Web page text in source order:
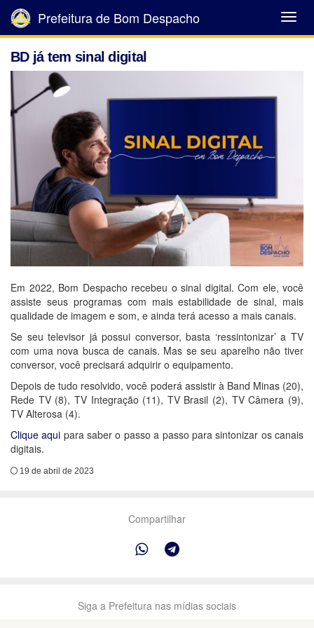
Abrir
Menu
Prefeitura de Bom Despacho
BD já tem sinal digital
Em 2022, Bom Despacho recebeu o sinal digital. Com ele, você
assiste seus programas com mais estabilidade de sinal, mais
qualidade de imagem e som, e ainda terá acesso a mais canais.
Se seu televisor já possui conversor, basta ‘ressintonizar’ a TV
com uma nova busca de canais. Mas se seu aparelho não tiver
conversor, você precisará adquirir o equipamento.
Depois de tudo resolvido, você poderá assistir à Band Minas (20),
Rede TV (8), TV Integração (11), TV Brasil (2), TV Câmera (9),
TV Alterosa (4).
Clique aqui para saber o passo a passo para sintonizar os canais
digitais.
19 de abril de 2023
Compartilhar
Siga a Prefeitura nas mídias sociais